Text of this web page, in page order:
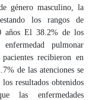
género masculino, la
los rangos de
años El 38.2% de los
pulmonar
recibieron en
de las atenciones se
resultados obtenidos
las enfermedades